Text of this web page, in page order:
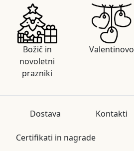
Božič in
novoletni
prazniki
Valentinovo
Dostava Kontakti
Certifikati in nagrade